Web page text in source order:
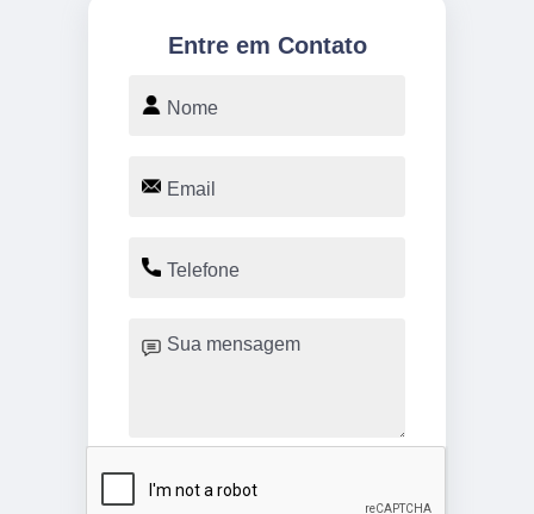
Entre em Contato